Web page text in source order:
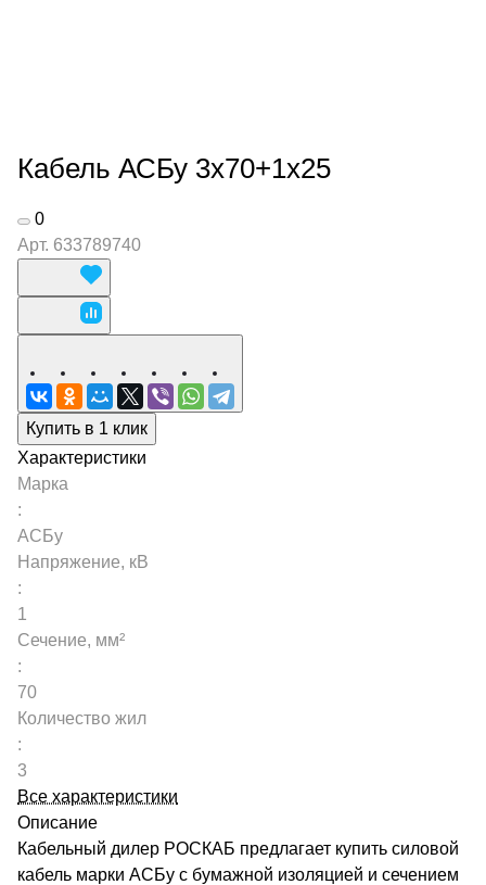
Кабель АСБу 3х70+1х25
0
Арт. 633789740
Купить в 1 клик
Характеристики
Марка
:
АСБу
Напряжение, кВ
:
1
Сечение, мм²
:
70
Количество жил
:
3
Все характеристики
Описание
Кабельный дилер РОСКАБ предлагает купить силовой
кабель марки АСБу с бумажной изоляцией и сечением